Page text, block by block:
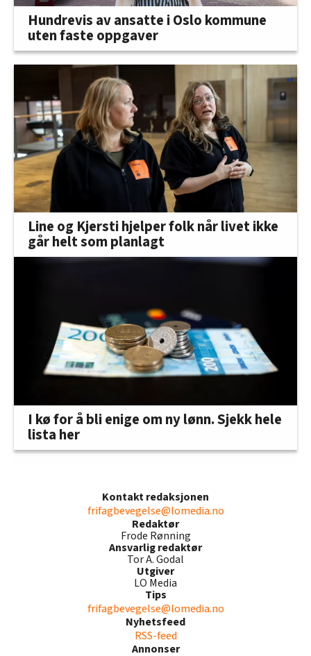
Hundrevis av ansatte i Oslo kommune
uten faste oppgaver
Line og Kjersti hjelper folk når livet ikke
går helt som planlagt
I kø for å bli enige om ny lønn. Sjekk hele
lista her
Kontakt redaksjonen
frifagbevegelse@lomedia.no
Redaktør
Frode Rønning
Ansvarlig redaktør
Tor A. Godal
Utgiver
LO Media
Tips
frifagbevegelse@lomedia.no
Nyhetsfeed
RSS-feed
Annonser